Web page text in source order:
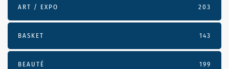
ART / EXPO 203
BASKET 143
BEAUTÉ 199